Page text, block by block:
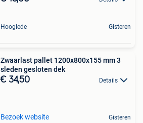
Hooglede Gisteren
Zwaarlast pallet 1200x800x155 mm 3
sleden gesloten dek
€ 34,50 Details
Bezoek website Gisteren